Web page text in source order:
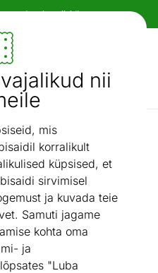
nii
mis
korralikult
küpsised, et
sirvimisel
ja kuvada teie
Samuti jagame
kohta oma
ja
"Luba
makseviisid!
AI otsing
Austin